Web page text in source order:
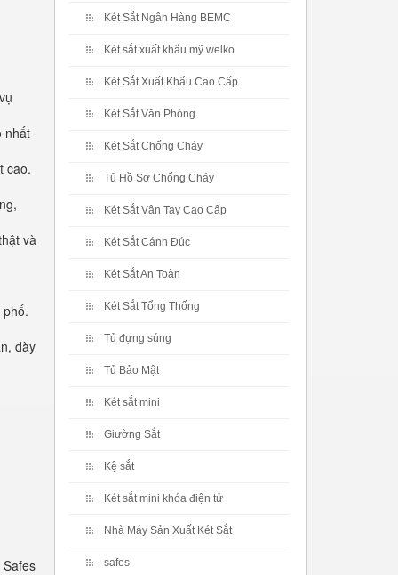
nhất
cao.
và
dày
Két Sắt Ngân Hàng BEMC
Két sắt xuất khẩu mỹ welko
Két Sắt Xuất Khẩu Cao Cấp
Két Sắt Văn Phòng
Két Sắt Chống Cháy
Tủ Hồ Sơ Chống Cháy
Két Sắt Vân Tay Cao Cấp
Két Sắt Cánh Đúc
Két Sắt An Toàn
Két Sắt Tổng Thống
Tủ đựng súng
Tủ Bảo Mật
Két sắt mini
Giường Sắt
Kệ sắt
Két sắt mini khóa điện tử
Nhà Máy Sản Xuất Két Sắt
safes